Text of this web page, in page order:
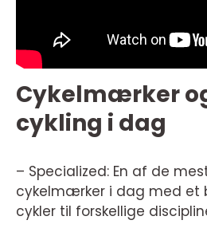
Cykelmærker
cykling i dag
– Specialized: En af de
cykelmærker i dag med et
cykler til forskellige